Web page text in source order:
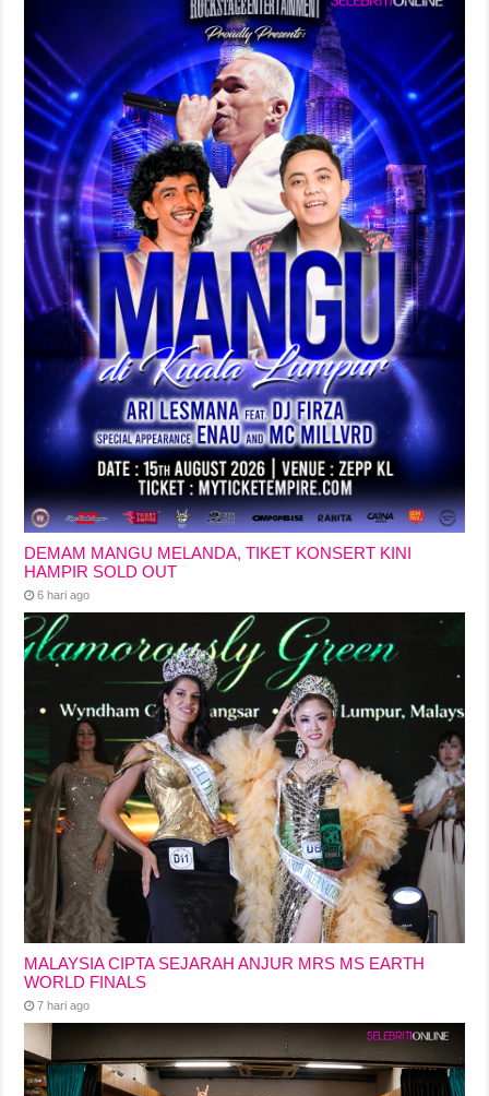
DEMAM MANGU MELANDA, TIKET KONSERT KINI
HAMPIR SOLD OUT
6 hari ago
MALAYSIA CIPTA SEJARAH ANJUR MRS MS EARTH
WORLD FINALS
7 hari ago